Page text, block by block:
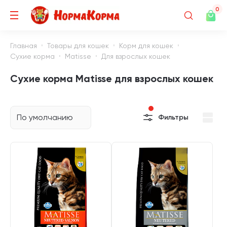
0
Главная Товары для кошек
Корм для кошек
Сухие корма
Matisse Для взрослых кошек
Сухие корма Matisse для взрослых кошек
По умолчанию Фильтры